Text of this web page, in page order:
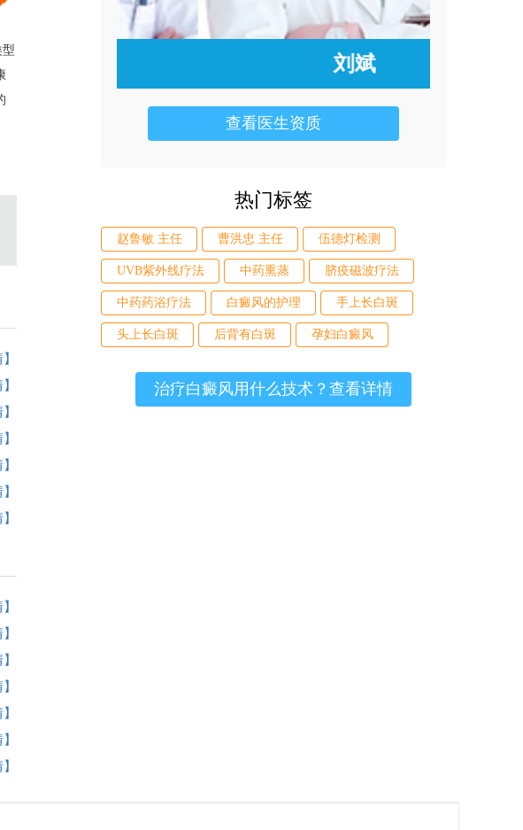
查看医生资质
热门标签
赵鲁敏 主任 曹洪忠 主任 伍德灯检测
UVB紫外线疗法 中药熏蒸 脐疫磁波疗法
中药药浴疗法 白癜风的护理 手上长白斑
头上长白斑 后背有白斑 孕妇白癜风
治疗白癜风用什么技术？查看详情